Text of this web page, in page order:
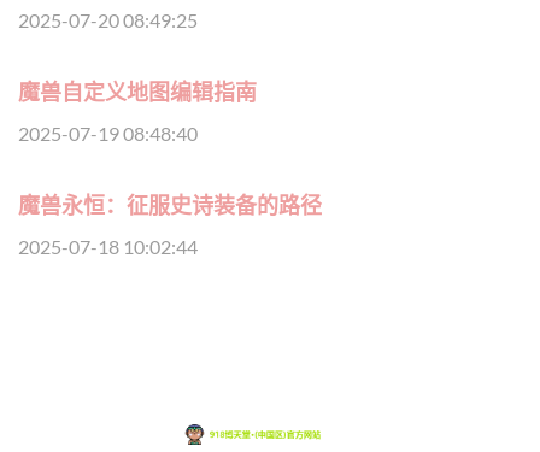
2025-07-20 08:49:25
魔兽自定义地图编辑指南
2025-07-19 08:48:40
魔兽永恒：征服史诗装备的路径
2025-07-18 10:02:44